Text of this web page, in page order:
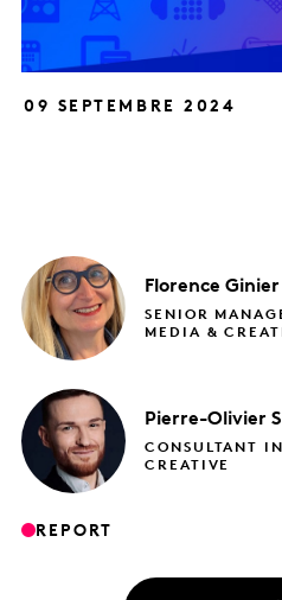
09 SEPTEMBRE 2024
Florence Ginier
SENIOR
MEDIA &
Pierre-Olivier
CONSULTANT
CREATIVE
REPORT